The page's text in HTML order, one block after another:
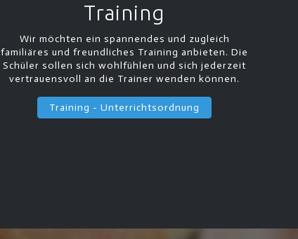
Training
Wir möchten ein spannendes und zugleich
familiäres und freundliches Training anbieten. Die
Schüler sollen sich wohlfühlen und sich jederzeit
vertrauensvoll an die Trainer wenden können.
Training - Unterrichtsordnung